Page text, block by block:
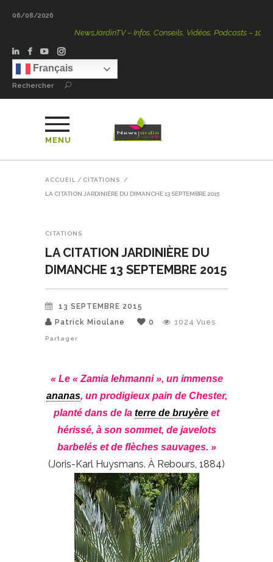
06/08/2026
NewsJardinTV – Infos, Conseils, Vidéos, Podcasts – 100 %
Français
Rechercher
MENU
ACCUEIL / CITATIONS /
LA CITATION JARDINIÈRE DU DIMANCHE 13 SEPTEMBRE 2015
CITATIONS
LA CITATION JARDINIÈRE DU
DIMANCHE 13 SEPTEMBRE 2015
13 SEPTEMBRE 2015
Patrick Mioulane
0 1024 Vues
Partager
« Le « Zamia lehmanni », un immense
ananas, un prodigieux pain de Chester,
planté dans de la terre de bruyère et
hérissé, à son sommet, de javelots
barbelés et de flèches sauvages. »
(Joris-Karl Huysmans. À Rebours, 1884)